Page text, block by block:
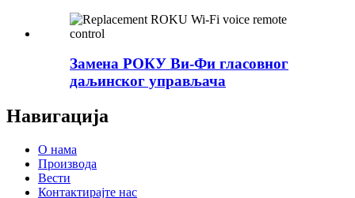
Замена РОКУ Ви-Фи гласовног
даљинског управљача
Навигација
О нама
Производа
Вести
Контактирајте нас